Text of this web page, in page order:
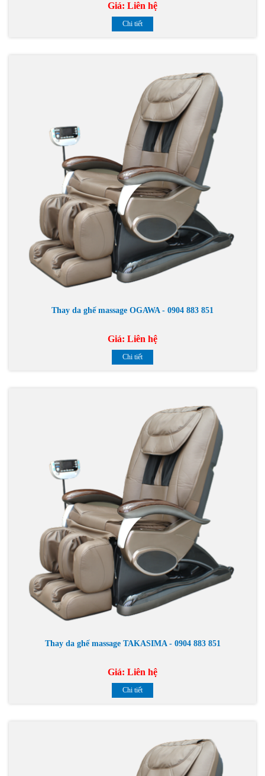
Giá: Liên hệ
Chi tiết
Thay da ghế massage OGAWA - 0904 883 851
Giá: Liên hệ
Chi tiết
Thay da ghế massage TAKASIMA - 0904 883 851
Giá: Liên hệ
Chi tiết